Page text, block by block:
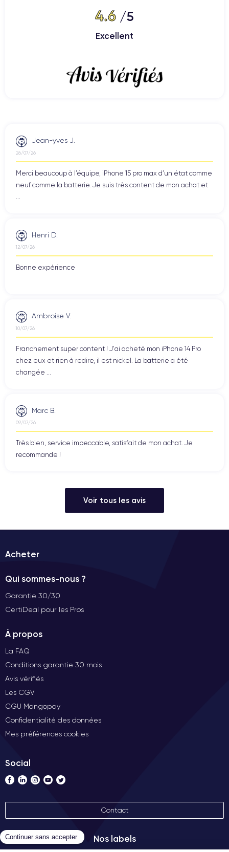
4.6 /5
Excellent
Jean-yves J.
26/07/26
Merci beaucoup à l’équipe, iPhone 15 pro max d’un état comme
neuf comme la batterie. Je suis très content de mon achat et
Henri D.
12/07/26
Bonne expérience
Ambroise V.
10/07/26
Franchement super content ! J'ai acheté mon iPhone 14 Pro
chez eux et rien à redire, il est nickel. La batterie a été
changée ...
Marc B.
09/07/26
Très bien, service impeccable, satisfait de mon achat. Je
recommande !
Voir tous les avis
Acheter
Qui sommes-nous ?
Garantie 30/30
CertiDeal pour les Pros
À propos
La FAQ
Conditions garantie 30 mois
Avis vérifiés
Les CGV
CGU Mangopay
Confidentialité des données
Mes préférences cookies
Social
Contact
Nos labels